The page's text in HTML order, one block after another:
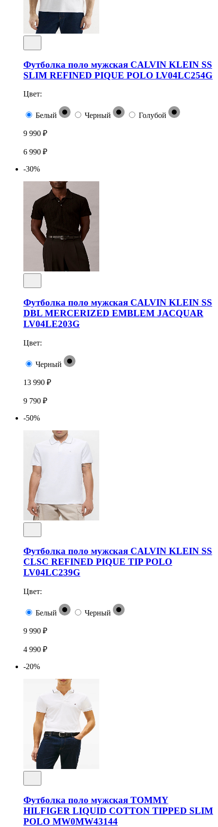
Футболка поло мужская CALVIN KLEIN SS
SLIM REFINED PIQUE POLO LV04LC254G
Цвет:
Белый Черный Голубой
9 990 ₽
6 990 ₽
-30%
Футболка поло мужская CALVIN KLEIN SS
DBL MERCERIZED EMBLEM JACQUAR
LV04LE203G
Цвет:
Черный
13 990 ₽
9 790 ₽
-50%
Футболка поло мужская CALVIN KLEIN SS
CLSC REFINED PIQUE TIP POLO
LV04LC239G
Цвет:
Белый Черный
9 990 ₽
4 990 ₽
-20%
Футболка поло мужская TOMMY
HILFIGER LIQUID COTTON TIPPED SLIM
POLO MW0MW43144